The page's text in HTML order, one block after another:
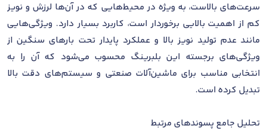
سرعت‌های بالاست، به ویژه در محیط‌هایی که در آن‌ها لرزش و نویز
کم از اهمیت بالایی برخوردار است، کاربرد بسیار دارد. ویژگی‌هایی
مانند عدم تولید نویز بالا و عملکرد پایدار تحت بارهای سنگین از
ویژگی‌های برجسته این بلبرینگ محسوب می‌شود که آن را به
انتخابی مناسب برای ماشین‌آلات صنعتی و سیستم‌های دقت بالا
تبدیل کرده است.
تحلیل جامع پسوندهای مرتبط